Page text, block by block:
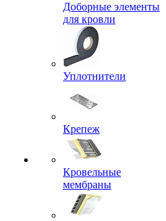
Доборные элементы
для кровли
Уплотнители
Крепеж
Кровельные
мембраны